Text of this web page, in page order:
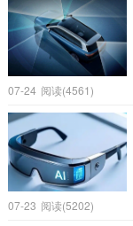
07-24 阅读(4561)
07-23 阅读(5202)